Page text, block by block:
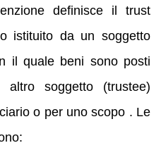
definisce il trust
istituito da un soggetto
il quale beni sono posti
soggetto (trustee)
o per uno scopo . Le